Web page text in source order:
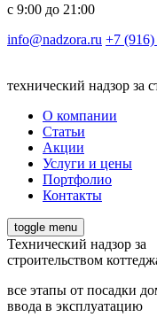
с 9:00 до 21:00
info@nadzora.ru +7
технический надзор за
О компании
Статьи
Акции
Услуги и цены
Портфолио
Контакты
toggle menu
Технический надзор за
строительством
все этапы от посадки
ввода в эксплуатацию